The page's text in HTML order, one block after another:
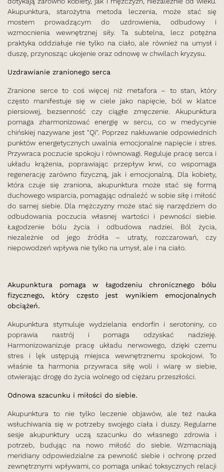
Akupunktura, starożytna metoda leczenia, może stać się
mostem prowadzącym do uzdrowienia, odbudowy i
wzmocnienia wewnętrznej siły. Ta subtelna, lecz potężna
praktyka oddziałuje nie tylko na ciało, ale również na umysł i
duszę, przynosząc ukojenie oraz odnowę w chwilach kryzysu.
Uzdrawianie zranionego serca
Zranione serce to coś więcej niż metafora – to stan, który
często manifestuje się w ciele jako napięcie, ból w klatce
piersiowej, bezsenność czy ciągłe zmęczenie. Akupunktura
pomaga zharmonizować energię w sercu, co w medycynie
chińskiej nazywane jest "Qi". Poprzez nakłuwanie odpowiednich
punktów energetycznych uwalnia emocjonalne napięcie i stres.
Przywraca poczucie spokoju i równowagi. Reguluje pracę serca i
układu krążenia, poprawiając przepływ krwi, co wspomaga
regenerację zarówno fizyczną, jak i emocjonalną. Dla kobiety,
która czuje się zraniona, akupunktura może stać się formą
duchowego wsparcia, pomagając odnaleźć w sobie siłę i miłość
do samej siebie. Dla mężczyzny może stać się narzędziem do
odbudowania poczucia własnej wartości i pewności siebie.
Łagodzenie bólu życia i odbudowa nadziei. Ból życia,
niezależnie od jego źródła – utraty, rozczarowań, czy
niepowodzeń wpływa nie tylko na umysł, ale i na ciało.
Akupunktura pomaga w łagodzeniu chronicznego bólu
fizycznego, który często jest wynikiem emocjonalnych
obciążeń.
Akupunktura stymuluje wydzielania endorfin i serotoniny, co
poprawia nastrój i pomaga odzyskać nadzieję.
Harmonizowanizuje pracę układu nerwowego, dzięki czemu
stres i lęk ustępują miejsca wewnętrznemu spokojowi. To
właśnie ta harmonia przywraca siłę woli i wiarę w siebie,
otwierając drogę do życia wolnego od ciężaru przeszłości.
Odnowa szacunku i miłości do siebie.
Akupunktura to nie tylko leczenie objawów, ale też nauka
wsłuchiwania się w potrzeby swojego ciała i duszy. Regularne
sesje akupunktury uczą szacunku do własnego zdrowia i
potrzeb, budując na nowo miłość do siebie. Wzmacniają
meridiany odpowiedzialne za pewność siebie i ochronę przed
zewnętrznymi wpływami, co pomaga unikać toksycznych relacji